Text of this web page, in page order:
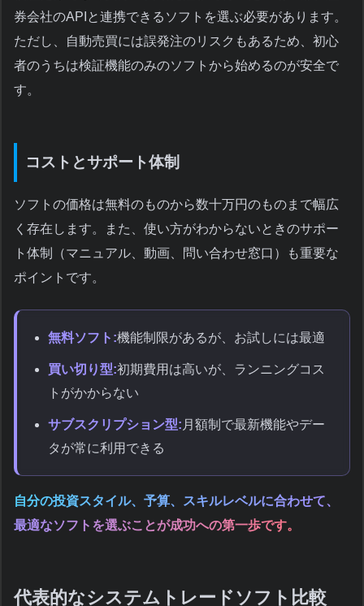
券会社のAPIと連携できるソフトを選ぶ必要があります。
ただし、自動売買には誤発注のリスクもあるため、初心
者のうちは検証機能のみのソフトから始めるのが安全で
す。
コストとサポート体制
ソフトの価格は無料のものから数十万円のものまで幅広
く存在します。また、使い方がわからないときのサポー
ト体制（マニュアル、動画、問い合わせ窓口）も重要な
ポイントです。
無料ソフト:機能制限があるが、お試しには最適
買い切り型:初期費用は高いが、ランニングコス
トがかからない
サブスクリプション型: 月額制で最新機能やデー
タが常に利用できる
自分の投資スタイル、予算、スキルレベルに合わせて、
最適なソフトを選ぶことが成功への第一歩です。
代表的なシステムトレードソフト比較